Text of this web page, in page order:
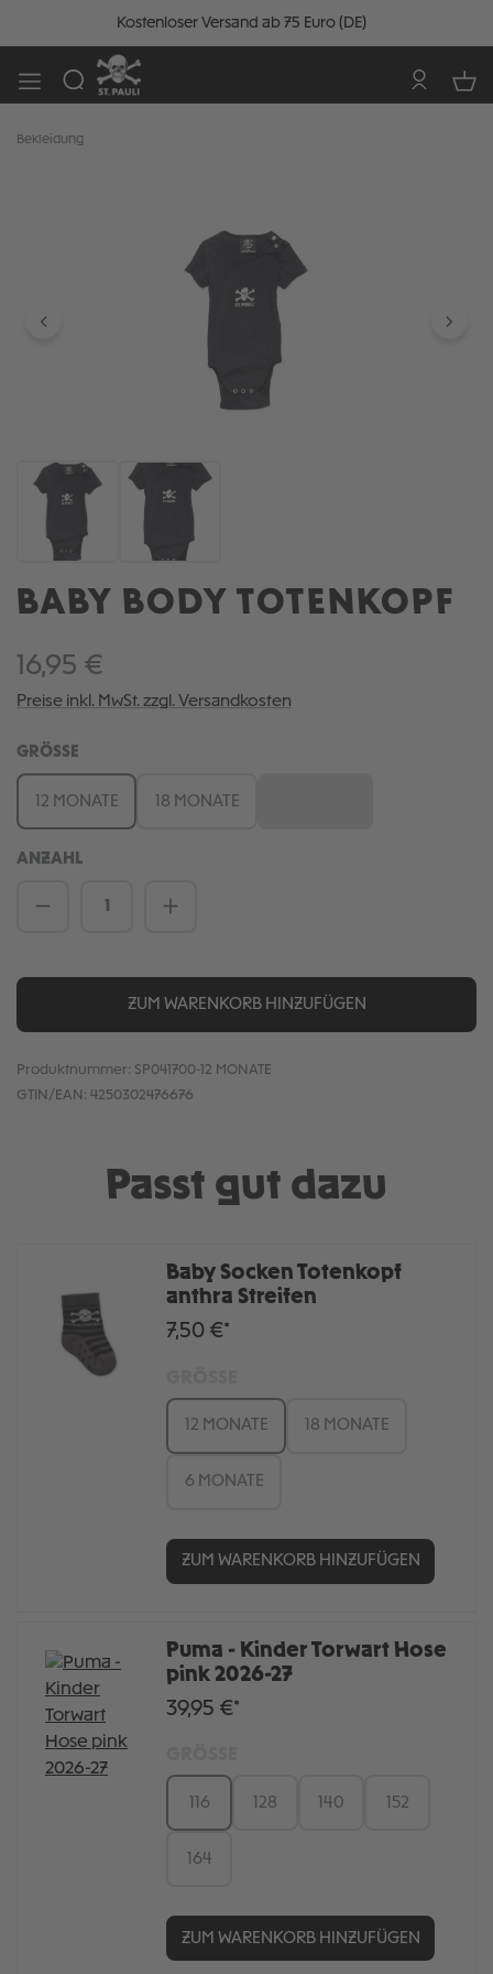
Kostenloser Versand ab 75 Euro (DE)
Bekleidung
BABY BODY TOTENKOPF
16,95 €
Preise inkl. MwSt. zzgl. Versandkosten
GRÖSSE
12 MONATE 18 MONATE
ANZAHL
Produkt Anzahl: Gib den gewünschten
ZUM WARENKORB HINZUFÜGEN
Produktnummer: SP041700-12 MONATE
GTIN/EAN: 4250302476676
Passt gut dazu
Baby Socken Totenkopf
anthra Streifen
7,50 €*
12 MONATE 18 MONATE
6 MONATE
ZUM WARENKORB HINZUFÜGEN
Puma - Kinder Torwart Hose
pink 2026-27
39,95 €*
116 128 140 152
164
ZUM WARENKORB HINZUFÜGEN